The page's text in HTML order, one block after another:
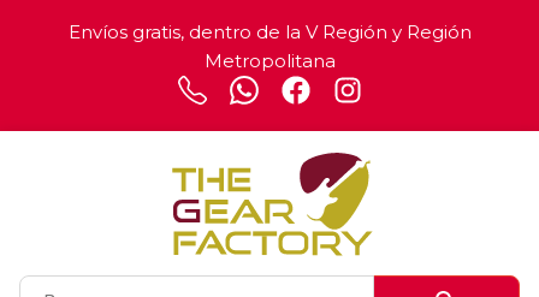
Envíos gratis, dentro de la V Región y Región
Metropolitana